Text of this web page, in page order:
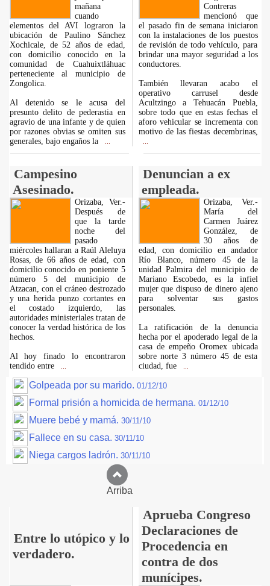
mañana
cuando
elementos del AVI lograron la
ubicación de Paulino Sánchez
Xochicale, de 52 años de edad,
con domicilio conocido en la
comunidad de Cuahuixtláhuac
perteneciente al municipio de
Zongolica.
Al detenido se le acusa del
presunto delito de pederastia en
agravio de una infante y de quien
por razones obvias se omiten sus
generales, bajo engaños la
Contreras
mencionó que
el pasado fin de semana iniciaron
con la instalaciones de los puestos
de revisión de todo vehículo, para
brindar una mayor seguridad a los
conductores.
También llevaran acabo el
operativo carrusel desde
Acultzingo a Tehuacán Puebla,
sobre todo que en estas fechas el
aforo vehicular se incrementa con
motivo de las fiestas decembrinas,
Campesino
Asesinado.
Denuncian a ex
empleada.
Orizaba, Ver.-
Después de
que la tarde
noche del
pasado
miércoles hallaran a Raúl Aleluya
Rosas, de 66 años de edad, con
domicilio conocido en poniente 5
número 5 del municipio de
Atzacan, con el cráneo destrozado
y una herida punzo cortantes en
el costado izquierdo, las
autoridades ministeriales tratan de
conocer la verdad histórica de los
hechos.
Al hoy finado lo encontraron
tendido entre
Orizaba, Ver.-
María del
Carmen Juárez
González, de
30 años de
edad, con domicilio en andador
Río Blanco, número 45 de la
unidad Palmira del municipio de
Mariano Escobedo, es la infiel
mujer que dispuso de dinero ajeno
para solventar sus gastos
personales.
La ratificación de la denuncia
hecha por el apoderado legal de la
casa de empeño Oromex ubicada
sobre norte 3 número 45 de esta
ciudad, fue
Golpeada por su marido. 01/12/10
Formal prisión a homicida de hermana. 01/12/10
Muere bebé y mamá. 30/11/10
Fallece en su casa. 30/11/10
Niega cargos ladrón. 30/11/10
Arriba
Entre lo utópico y lo
verdadero.
Aprueba Congreso
Declaraciones de
Procedencia en
contra de dos
munícipes.